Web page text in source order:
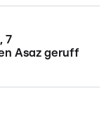
7
Asaz geruff